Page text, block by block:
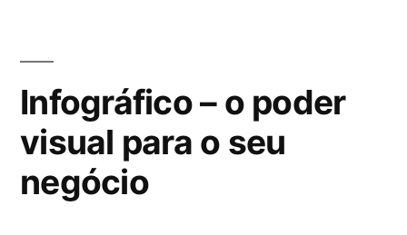
Infográfico – o poder
visual para o seu
negócio